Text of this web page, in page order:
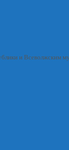
и Всеволжским